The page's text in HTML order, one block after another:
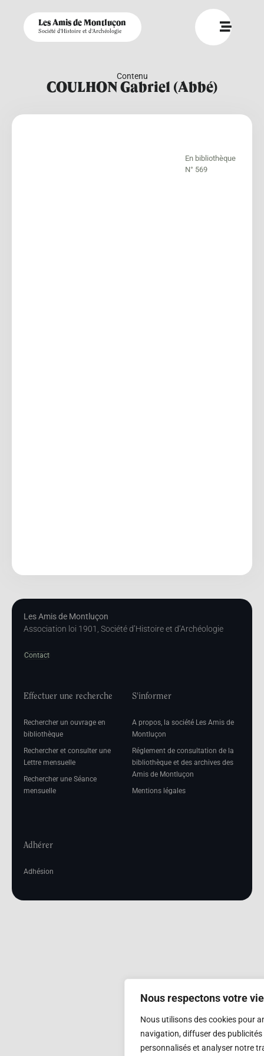
Nous respectons votre
Nous utilisons des cookies pour
navigation, diffuser des
personnalisés et analyser notre
Les Amis de Montluçon
Société d'Histoire et d'Archéologie
Contenu
COULHON Gabriel (Abbé)
En bibliothèque
N° 569
Les Amis de Montluçon
Association loi 1901, Société d’Histoire et d’Archéologie
Contact
Effectuer une recherche
Rechercher un ouvrage en
bibliothèque
Rechercher et consulter une
Lettre mensuelle
Rechercher une Séance
mensuelle
S'informer
A propos, la société Les Amis de
Montluçon
Réglement de consultation de la
bibliothèque et des archives des
Amis de Montluçon
Mentions légales
Adhérer
Adhésion